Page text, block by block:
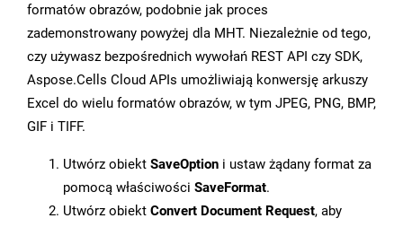
formatów obrazów, podobnie jak proces
zademonstrowany powyżej dla MHT. Niezależnie od tego,
czy używasz bezpośrednich wywołań REST API czy SDK,
Aspose.Cells Cloud APIs umożliwiają konwersję arkuszy
Excel do wielu formatów obrazów, w tym JPEG, PNG, BMP,
GIF i TIFF.
Utwórz obiekt SaveOption i ustaw żądany format za
pomocą właściwości SaveFormat.
Utwórz obiekt Convert Document Request, aby